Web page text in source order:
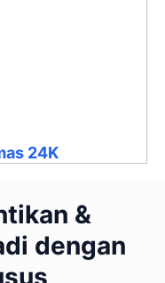
24K
&
dengan